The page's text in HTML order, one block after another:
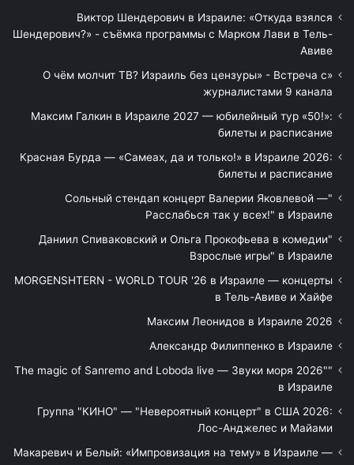
Виктор Шендерович в Израиле: «Откуда взялся
Шендерович?» - съёмка программы с Марком Лави в Тель-
Авиве
«О чём молчит ТВ? Израиль без цензуры» - Встреча с
журналистами 9 канала
Максим Галкин в Израиле 2027 — юбилейный тур «50!»:
билеты и расписание
Красная Бурда — «Самеах, да и только!» в Израиле 2026:
билеты и расписание
"Сольный стендап концерт Валерии Яковлевой —
Расслабься так у всех!" в Израиле
"Даниил Спиваковский и Ольга Прокофьева в комедии
Взрослые игры" в Израиле
MORGENSHTERN - WORLD TOUR '26 в Израиле — концерты
в Тель-Авиве и Хайфе
Максим Леонидов в Израиле 2026
Александр Филиппенко в Израиле
"The magic of Sanremo and Loboda live — Звуки моря 2026"
в Израиле
Группа "КИНО" — "Невероятный концерт" в США 2026:
Лос-Анджелес и Майами
Макаревич и Белый: «Импровизация на тему» в Израиле —